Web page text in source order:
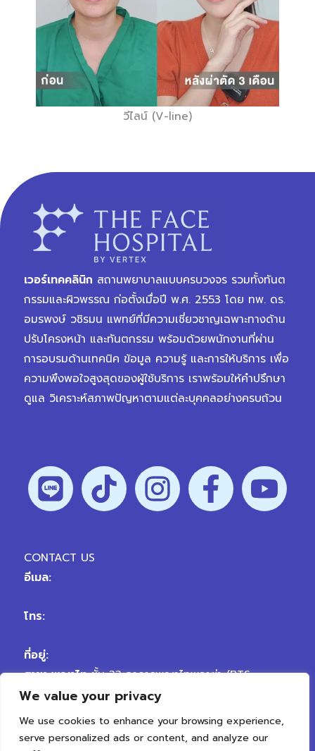
We value your privacy
We use cookies to enhance your browsing experience,
serve personalized ads or content, and analyze our
วีไลน์ (V-line)
เวอร์เทคคลินิก สถานพยาบาลแบบครบวงจร รวมทั้งทันต
กรรมและผิวพรรณ ก่อตั้งเมื่อปี พ.ศ. 2553 โดย ทพ. ดร.
อมรพงษ์ วชิรมน แพทย์ที่มีความเชี่ยวชาญเฉพาะทางด้าน
ปรับโครงหน้า และทันตกรรม พร้อมด้วยพนักงานที่ผ่าน
การอบรมด้านเทคนิค ข้อมูล ความรู้ และการให้บริการ เพื่อ
ความพึงพอใจสูงสุดของผู้ใช้บริการ เราพร้อมให้คำปรึกษา
ดูแล วิเคราะห์สภาพปัญหาตามแต่ละบุคคลอย่างครบถ้วน
CONTACT US
อีเมล:
โทร:
ที่อยู่:
สาขา พญาไทชั้น 33 อาคารพญาไทพลาซ่า (BTS
พญาไท) ถนนพญาไท เขตราชเทวี กรุงเทพมหานคร
10400
สาขา เจริญนครถนนเจริญนคร ตรงข้ามซอยเจริญนคร